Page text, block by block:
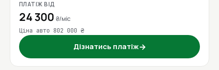
ПЛАТІЖ ВІД
24 300 ₴/міс
Ціна авто 802 000 ₴
Дізнатись платіж→